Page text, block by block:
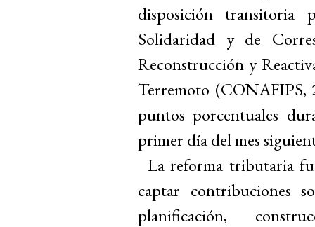
disposición
Solidaridad y de
Reconstrucción y
Terremoto (CONAFIPS,
puntos porcentuales
primer día del mes
La reforma tributaria
captar contribuciones
planificación,